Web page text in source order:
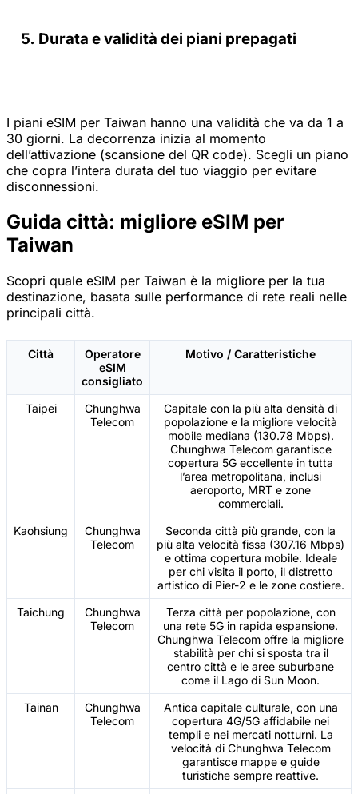
Durata e validità dei piani prepagati
I piani eSIM per Taiwan hanno una validità che va da 1 a
30 giorni. La decorrenza inizia al momento
dell’attivazione (scansione del QR code). Scegli un piano
che copra l’intera durata del tuo viaggio per evitare
disconnessioni.
Guida città: migliore eSIM per
Taiwan
Scopri quale eSIM per Taiwan è la migliore per la tua
destinazione, basata sulle performance di rete reali nelle
principali città.
Città
Operatore
eSIM
consigliato
Motivo / Caratteristiche
Taipei
Chunghwa
Telecom
Capitale con la più alta densità di
popolazione e la migliore velocità
mobile mediana (130.78 Mbps).
Chunghwa Telecom garantisce
copertura 5G eccellente in tutta
l’area metropolitana, inclusi
aeroporto, MRT e zone
commerciali.
Kaohsiung
Chunghwa
Telecom
Seconda città più grande, con la
più alta velocità fissa (307.16 Mbps)
e ottima copertura mobile. Ideale
per chi visita il porto, il distretto
artistico di Pier-2 e le zone costiere.
Taichung
Chunghwa
Telecom
Terza città per popolazione, con
una rete 5G in rapida espansione.
Chunghwa Telecom offre la migliore
stabilità per chi si sposta tra il
centro città e le aree suburbane
come il Lago di Sun Moon.
Tainan
Chunghwa
Telecom
Antica capitale culturale, con una
copertura 4G/5G affidabile nei
templi e nei mercati notturni. La
velocità di Chunghwa Telecom
garantisce mappe e guide
turistiche sempre reattive.